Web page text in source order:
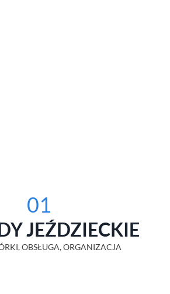
01
JEŹDZIECKIE
OBSŁUGA, ORGANIZACJA